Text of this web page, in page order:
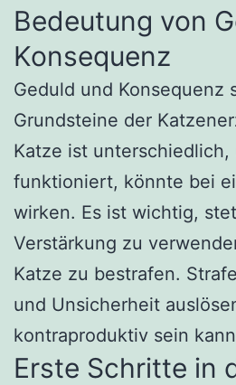
Bedeutung von
Konsequenz
Geduld und Konsequenz
Grundsteine der
Katze ist
funktioniert, könnte bei
wirken. Es ist wichtig,
Verstärkung zu
Katze zu bestrafen.
und Unsicherheit
kontraproduktiv sein
Erste Schritte in